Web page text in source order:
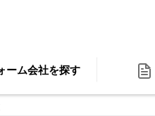
ーム会社を探す